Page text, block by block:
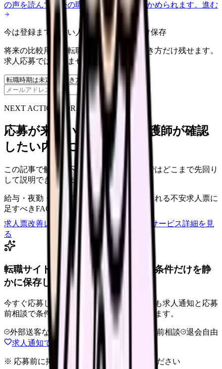
の声を読んで、今の職場だけの問題か確かめられます。 進む
今は登録までしない人向け: 希望条件だけ保存
将来の比較用に、転職時期と気になる働き方だけ残せます。
求人応募ではありません。
NEXT ACTION FOR CLINICS
応募が来ない求人票を、看護師が確認
したい内容に直せます
この記事で触れた不安を、自院の求人票ではどこまで先回り
して説明できていますか？
給与・夜勤・休日の見せ方応募前に離脱される不安求人票に
足すべきFAQ
求人票改善レビューの見積もりを依頼
サービス詳細を見
る
転職サイトの連絡が不安なら、希望条件だけを静
かに保存しておきましょう。
今すぐ応募しない段階では、電話相談よりも求人通知と応募
前相談で条件を整理すると負担を抑えられます。
外部送客なし 電話なしで条件保存 応募前相談
退会自由
求人通知で条件を保存する
※ 応募前に掲載元の最新情報を確認してください